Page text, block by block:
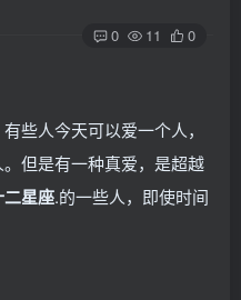
0 11 0
些人今天可以爱一个人，
但是有一种真爱，是超越
二星座.的一些人，即使时间